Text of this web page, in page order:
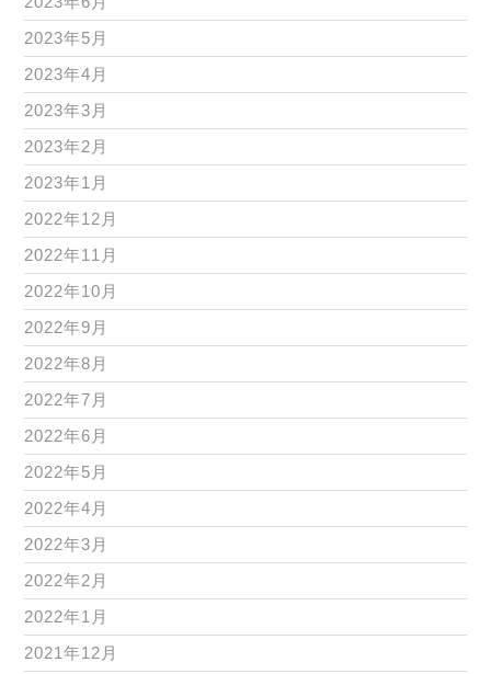
2023年5月
2023年4月
2023年3月
2023年2月
2023年1月
2022年12月
2022年11月
2022年10月
2022年9月
2022年8月
2022年7月
2022年6月
2022年5月
2022年4月
2022年3月
2022年2月
2022年1月
2021年12月